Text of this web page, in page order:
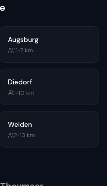
Augsburg
11•7 km
Diedorf
1•10 km
Welden
2•13 km